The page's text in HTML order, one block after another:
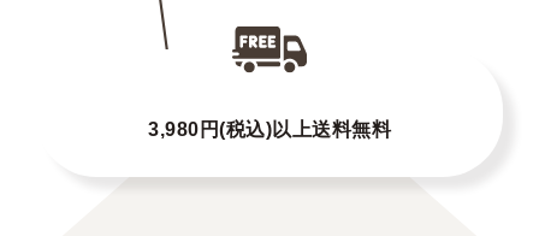
3,980円(税込)以上送料無料